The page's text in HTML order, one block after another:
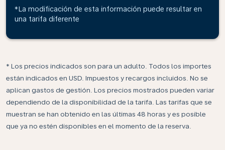
*La modificación de esta información puede resultar en
una tarifa diferente
* Los precios indicados son para un adulto. Todos los importes
están indicados en USD. Impuestos y recargos incluidos. No se
aplican gastos de gestión. Los precios mostrados pueden variar
dependiendo de la disponibilidad de la tarifa. Las tarifas que se
muestran se han obtenido en las últimas 48 horas y es posible
que ya no estén disponibles en el momento de la reserva.